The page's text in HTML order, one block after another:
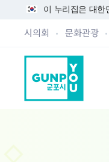
이 누리집은 대한
시의회 문화관광